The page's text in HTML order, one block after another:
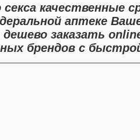
качественные
аптеке
заказать
брендов с